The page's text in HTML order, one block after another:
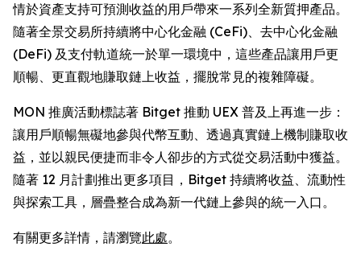
情於資產支持可預測收益的用戶帶來一系列全新質押產品。
隨著全景交易所持續將中心化金融 (CeFi)、去中心化金融
(DeFi) 及支付軌道統一於單一環境中，這些產品讓用戶更
順暢、更直觀地賺取鏈上收益，擺脫常見的複雜障礙。
MON 推廣活動標誌著 Bitget 推動 UEX 普及上再進一步：
讓用戶順暢無礙地參與代幣互動、透過真實鏈上機制賺取收
益，並以親民便捷而非令人卻步的方式從交易活動中獲益。
隨著 12 月計劃推出更多項目，Bitget 持續將收益、流動性
與探索工具，層疊整合成為新一代鏈上參與的統一入口。
有關更多詳情，請瀏覽此處。